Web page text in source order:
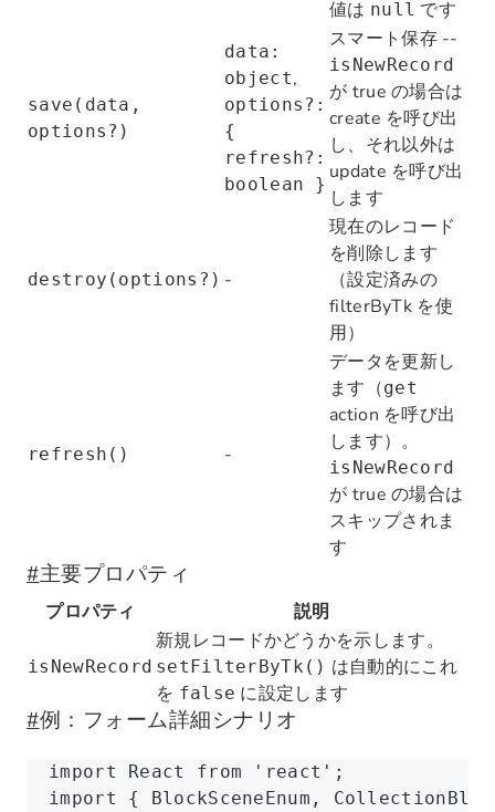
値は null です
save(data,
options?)
data:
object,
options?:
{
refresh?:
boolean }
スマート保存 --
isNewRecord
が true の場合は
create を呼び出
し、それ以外は
update を呼び出
します
destroy(options?) -
現在のレコード
を削除します
（設定済みの
filterByTk を使
用）
refresh() -
データを更新し
ます（get
action を呼び出
します）。
isNewRecord
が true の場合は
スキップされま
す
#主要プロパティ
プロパティ 説明
isNewRecord
新規レコードかどうかを示します。
setFilterByTk() は自動的にこれ
を false に設定します
#例：フォーム詳細シナリオ
import React from 'react' ;
import { BlockSceneEnum ,